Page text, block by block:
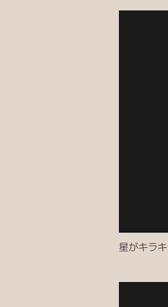
星がキラ